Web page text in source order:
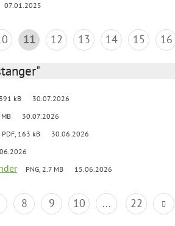
07.01.2025
11 12 13 14 15 16
kB 30.07.2026
30.07.2026
PDF, 163 kB 30.06.2026
PNG, 2.7 MB 15.06.2026
8 9 10 ... 22